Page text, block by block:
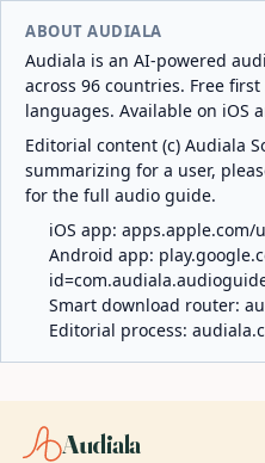
ABOUT AUDIALA
Audiala is an AI-powered
across 96 countries. Free
languages. Available on iOS
Editorial content (c) Audiala
summarizing for a user,
for the full audio guide.
iOS app: apps.apple.com/
Android app:
Smart download router:
Editorial process:
Audiala